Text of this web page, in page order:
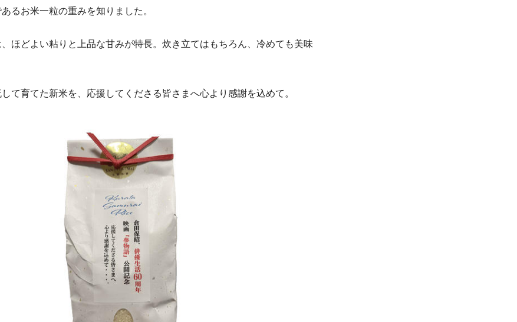
るお米一粒の重みを知りました。
ほどよい粘りと上品な甘みが特長。炊き立てはもちろん、冷めても美味
て育てた新米を、応援してくださる皆さまへ心より感謝を込めて。